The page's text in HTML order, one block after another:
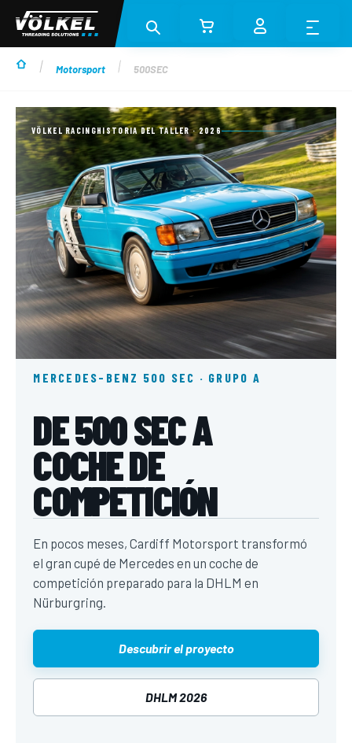
Saltar al contenido principal
Motorsport 500SEC
VÖLKEL RACINGHISTORIA DEL TALLER · 2026
MERCEDES-BENZ 500 SEC · GRUPO A
DE 500 SEC A
COCHE DE
COMPETICIÓN
En pocos meses, Cardiff Motorsport transformó
el gran cupé de Mercedes en un coche de
competición preparado para la DHLM en
Nürburgring.
Descubrir el proyecto
DHLM 2026